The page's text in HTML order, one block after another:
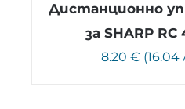
Дистанционно
за SHARP RC
8.20 € (16.04